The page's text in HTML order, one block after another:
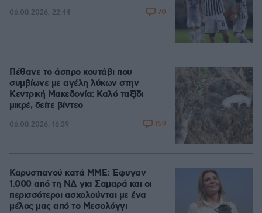
06.08.2026, 22:44 70
Πέθανε το άσπρο κουτάβι που
συμβίωνε με αγέλη λύκων στην
Κεντρική Μακεδονία: Καλό ταξίδι
μικρέ, δείτε βίντεο
06.08.2026, 16:39 159
Καρυστιανού κατά ΜΜΕ: Έφυγαν
1.000 από τη ΝΔ για Σαμαρά και οι
περισσότεροι ασχολούνται με ένα
μέλος μας από το Μεσολόγγι